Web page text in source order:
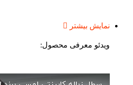
نمایش بیشتر
ویدئو معرفی محصول: